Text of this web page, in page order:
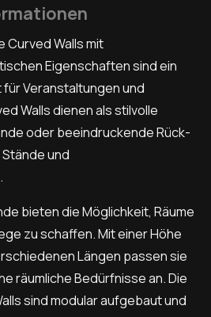
Curved Walls mit
Eigenschaften sind ein
Veranstaltungen und
Walls dienen als stilvolle
oder beeindruckende Rück-
und
bieten die Möglichkeit, Räume
zu schaffen. Mit einer Höhe
Längen passen sie
räumliche Bedürfnisse an. Die
sind modular aufgebaut und